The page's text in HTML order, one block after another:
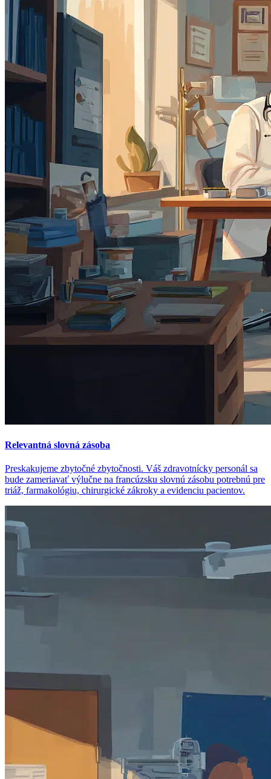
Relevantná slovná zásoba
Preskakujeme zbytočné zbytočnosti. Váš zdravotnícky personál sa
bude zameriavať výlučne na francúzsku slovnú zásobu potrebnú pre
triáž, farmakológiu, chirurgické zákroky a evidenciu pacientov.